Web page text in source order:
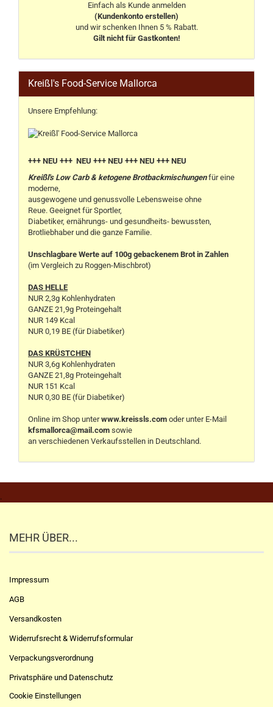
Einfach als Kunde anmelden
(Kundenkonto erstellen)
und wir schenken Ihnen 5 % Rabatt.
Gilt nicht für Gastkonten!
Kreißl's Food-Service Mallorca
Unsere Empfehlung:
+++ NEU +++ NEU +++ NEU +++ NEU +++ NEU
Kreißl's Low Carb & ketogene Brotbackmischungenfür eine
moderne,
ausgewogene und genussvolle Lebensweise ohne
Reue. Geeignet für Sportler,
Diabetiker, ernährungs- und gesundheits- bewussten,
Brotliebhaber und die ganze Familie.
Unschlagbare Werte auf 100g gebackenem Brot in Zahlen
(im Vergleich zu Roggen-Mischbrot)
DAS HELLE
NUR 2,3g Kohlenhydraten
GANZE 21,9g Proteingehalt
NUR 149 Kcal
NUR 0,19 BE (für Diabetiker)
DAS KRÜSTCHEN
NUR 3,6g Kohlenhydraten
GANZE 21,8g Proteingehalt
NUR 151 Kcal
NUR 0,30 BE (für Diabetiker)
Online im Shop unterwww.kreissls.com oder unter E-Mail
kfsmallorca@mail.com sowie
an verschiedenen Verkaufsstellen in Deutschland.
.
MEHR ÜBER...
Impressum
AGB
Versandkosten
Widerrufsrecht & Widerrufsformular
Verpackungsverordnung
Privatsphäre und Datenschutz
Cookie Einstellungen